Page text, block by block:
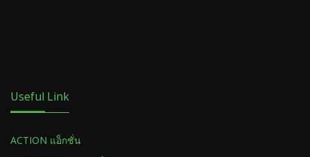
Useful Link
ACTION แอ็กชั่น